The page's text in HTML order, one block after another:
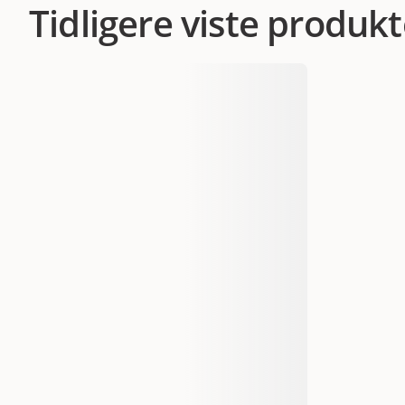
Tidligere viste